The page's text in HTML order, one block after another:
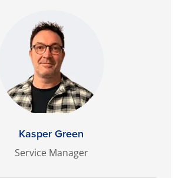
Kasper Green
Service Manager